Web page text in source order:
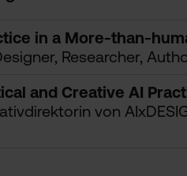
in a More-than-
Researcher,
and Creative AI
von